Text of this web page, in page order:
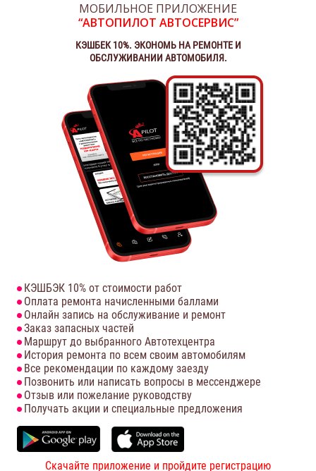
МОБИЛЬНОЕ ПРИЛОЖЕНИЕ
“АВТОПИЛОТ АВТОСЕРВИС”
КЭШБЕК 10%. ЭКОНОМЬ НА РЕМОНТЕ И
ОБСЛУЖИВАНИИ АВТОМОБИЛЯ.
КЭШБЭК 10% от стоимости работ
Оплата ремонта начисленными баллами
Онлайн запись на обслуживание и ремонт
Заказ запасных частей
Маршрут до выбранного Автотехцентра
История ремонта по всем своим автомобилям
Все рекомендации по каждому заезду
Позвонить или написать вопросы в мессенджере
Отзыв или пожелание руководству
Получать акции и специальные предложения
Скачайте приложение и пройдите регистрацию